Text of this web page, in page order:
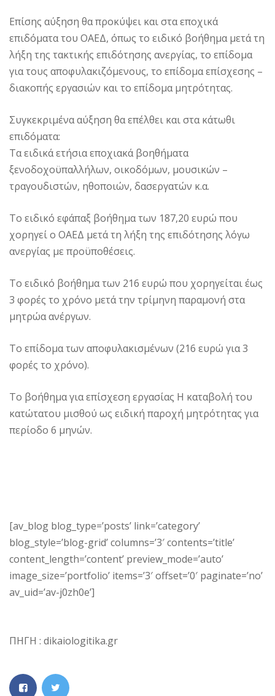
Επίσης αύξηση θα προκύψει και στα εποχικά
επιδόματα του ΟΑΕΔ, όπως το ειδικό βοήθημα μετά τη
λήξη της τακτικής επιδότησης ανεργίας, το επίδομα
για τους αποφυλακιζόμενους, το επίδομα επίσχεσης –
διακοπής εργασιών και το επίδομα μητρότητας.
Συγκεκριμένα αύξηση θα επέλθει και στα κάτωθι
επιδόματα:
Τα ειδικά ετήσια εποχιακά βοηθήματα
ξενοδοχοϋπαλλήλων, οικοδόμων, μουσικών –
τραγουδιστών, ηθοποιών, δασεργατών κ.α.
Το ειδικό εφάπαξ βοήθημα των 187,20 ευρώ που
χορηγεί ο ΟΑΕΔ μετά τη λήξη της επιδότησης λόγω
ανεργίας με προϋποθέσεις.
Το ειδικό βοήθημα των 216 ευρώ που χορηγείται έως
3 φορές το χρόνο μετά την τρίμηνη παραμονή στα
μητρώα ανέργων.
Το επίδομα των αποφυλακισμένων (216 ευρώ για 3
φορές το χρόνο).
Το βοήθημα για επίσχεση εργασίας Η καταβολή του
κατώτατου μισθού ως ειδική παροχή μητρότητας για
περίοδο 6 μηνών.
[av_blog blog_type=’posts’ link=’category’
blog_style=’blog-grid’ columns=’3′ contents=’title’
content_length=’content’ preview_mode=’auto’
image_size=’portfolio’ items=’3′ offset=’0′ paginate=’no’
av_uid=’av-j0zh0e’]
ΠΗΓΗ : dikaiologitika.gr